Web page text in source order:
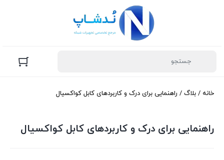
خانه / بلاگ / راهنمایی برای درک و کاربردهای کابل کواکسیال
راهنمایی برای درک و کاربردهای کابل کواکسیال